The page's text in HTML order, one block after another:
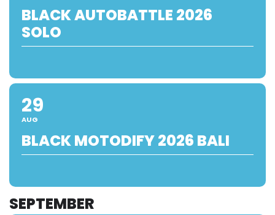
BLACK AUTOBATTLE 2026
SOLO
29
AUG
BLACK MOTODIFY 2026 BALI
SEPTEMBER